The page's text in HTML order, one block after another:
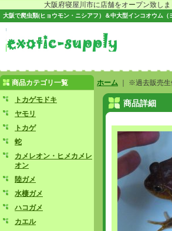
大阪府寝屋川市に店舗をオープン致しまし
大阪で爬虫類(ヒョウモン・ニシアフ）＆中大型インコオウム
商品カテゴリ一覧
トカゲモドキ
ヤモリ
トカゲ
蛇
カメレオン・ヒメカメレ
オン
陸ガメ
水棲ガメ
ハコガメ
カエル
ホーム ｜ ※過去販売生
商品詳細